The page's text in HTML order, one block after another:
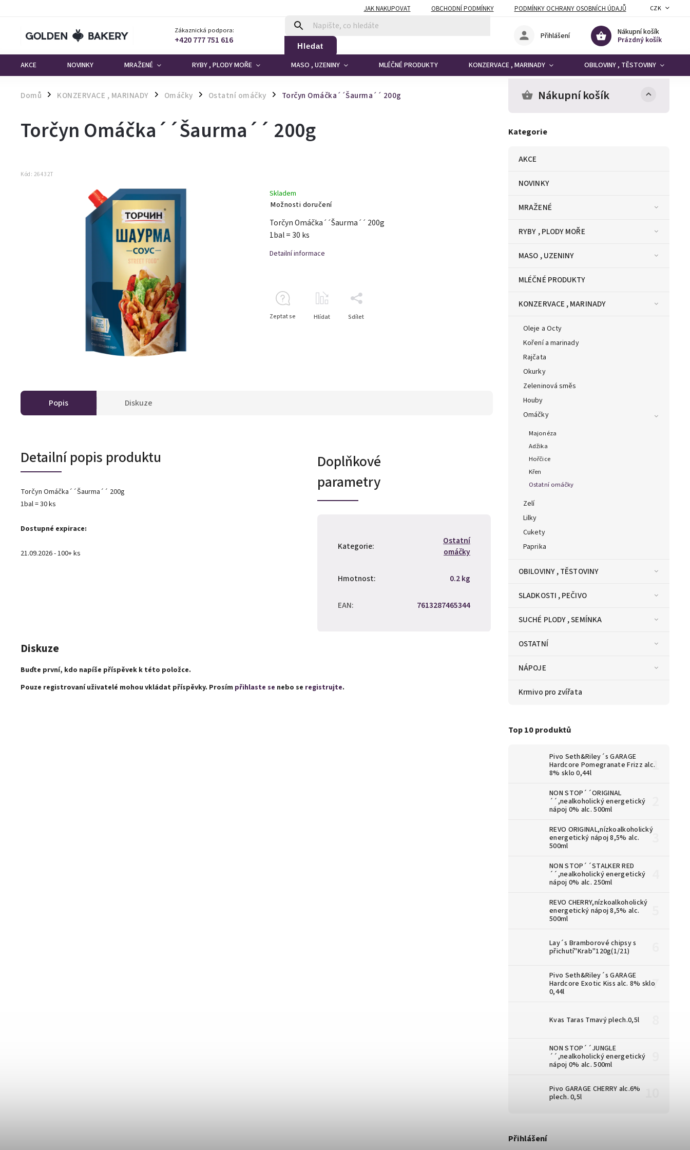
JAK NAKUPOVAT OBCHODNÍ PODMÍNKY PODMÍNKY OCHRANY OSOBNÍCH ÚDAJŮ CZK
Zákaznická podpora:
+420 777 751 616 Hledat
Nákupní košík
Prázdný košík
Přihlášení
AKCE NOVINKY MRAŽENÉ RYBY , PLODY MOŘE MASO , UZENINY MLÉČNÉ PRODUKTY KONZERVACE , MARINADY OBILOVINY , TĚSTOVINY
Domů / KONZERVACE , MARINADY / Omáčky / Ostatní omáčky / Torčyn Omáčka´´Šaurma´´ 200g Nákupní košík
Kategorie
AKCE
NOVINKY
MRAŽENÉ
RYBY , PLODY MOŘE
MASO , UZENINY
MLÉČNÉ PRODUKTY
KONZERVACE , MARINADY
Oleje a Octy
Koření a marinady
Rajčata
Okurky
Zeleninová směs
Houby
Omáčky
Majonéza
Adžika
Hořčice
Křen
Ostatní omáčky
Zelí
Lilky
Cukety
Paprika
OBILOVINY , TĚSTOVINY
SLADKOSTI , PEČIVO
SUCHÉ PLODY , SEMÍNKA
OSTATNÍ
NÁPOJE
Krmivo pro zvířata
Top 10 produktů
Pivo Seth&Riley´s GARAGE
Hardcore Pomegranate Frizz alc.
8% sklo 0,44l
NON STOP´´ORIGINAL
´´,nealkoholický energetický
nápoj 0% alc. 500ml
REVO ORIGINAL,nízkoalkoholický
energetický nápoj 8,5% alc.
500ml
NON STOP´´STALKER RED
´´,nealkoholický energetický
nápoj 0% alc. 250ml
REVO CHERRY,nízkoalkoholický
energetický nápoj 8,5% alc.
500ml
Lay´s Bramborové chipsy s
přichutí"Krab"120g(1/21)
Pivo Seth&Riley´s GARAGE
Hardcore Exotic Kiss alc. 8% sklo
0,44l
Kvas Taras Tmavý plech.0,5l
NON STOP´´JUNGLE
´´,nealkoholický energetický
nápoj 0% alc. 500ml
Pivo GARAGE CHERRY alc.6%
plech. 0,5l
Přihlášení
Torčyn Omáčka´´Šaurma´´ 200g
Kód: 26432T
Skladem
Možnosti doručení
Torčyn Omáčka´´Šaurma´´ 200g
1bal = 30 ks
Detailní informace
Zeptat se Hlídat Sdílet
Popis Diskuze
Detailní popis produktu
Torčyn Omáčka´´Šaurma´´ 200g
1bal = 30 ks
Dostupné expirace:
21.09.2026 - 100+ ks
Doplňkové
parametry
Kategorie:
Ostatní
omáčky
Hmotnost: 0.2 kg
EAN: 7613287465344
Diskuze
Buďte první, kdo napíše příspěvek k této položce.
Pouze registrovaní uživatelé mohou vkládat příspěvky. Prosím přihlaste se nebo se registrujte.